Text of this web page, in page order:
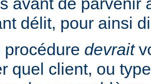
délit, pour ainsi
procédure devrait
quel client, ou